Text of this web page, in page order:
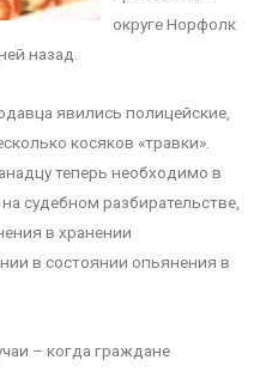
округе Норфолк
назад.
явились полицейские,
косяков «травки».
теперь необходимо в
судебном разбирательстве,
в хранении
в состоянии опьянения в
– когда граждане